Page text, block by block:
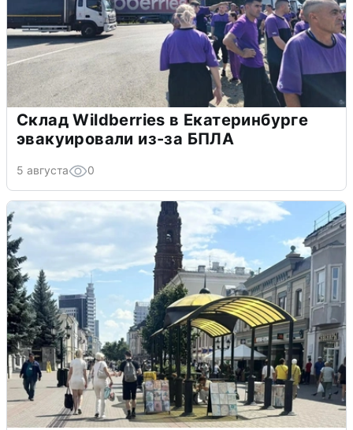
Склад Wildberries в Екатеринбурге
эвакуировали из-за БПЛА
5 августа 0